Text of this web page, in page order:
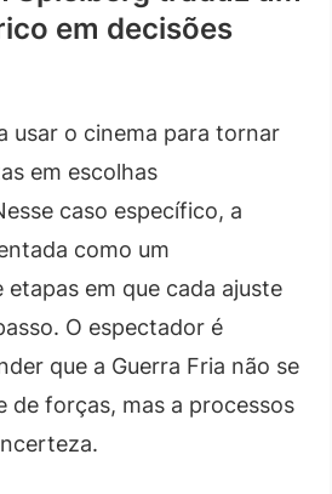
em decisões
usar o cinema para tornar
em escolhas
caso específico, a
como um
em que cada ajuste
O espectador é
que a Guerra Fria não se
de forças, mas a processos